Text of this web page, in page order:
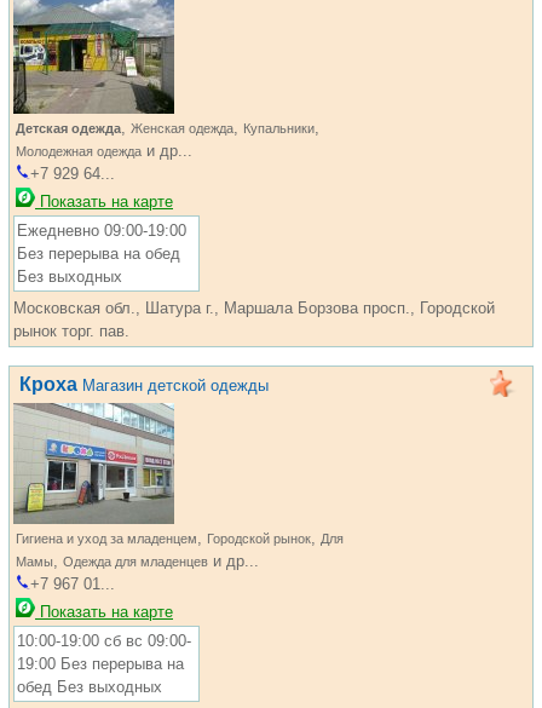
Детская одежда, Женская одежда, Купальники,
Молодежная одежда и др...
+7 929 64...
Показать на карте
Ежедневно 09:00-19:00
Без перерыва на обед
Без выходных
Московская обл., Шатура г., Маршала Борзова просп., Городской
рынок торг. пав.
Кроха Магазин детской одежды
Гигиена и уход за младенцем, Городской рынок, Для
Мамы, Одежда для младенцев и др...
+7 967 01...
Показать на карте
10:00-19:00 сб вс 09:00-
19:00 Без перерыва на
обед Без выходных